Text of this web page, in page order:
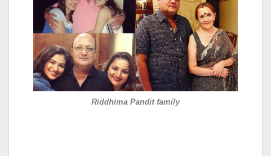
Riddhima Pandit family